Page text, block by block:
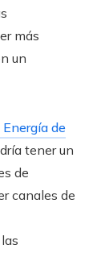
más
un
de
tener un
de
canales de